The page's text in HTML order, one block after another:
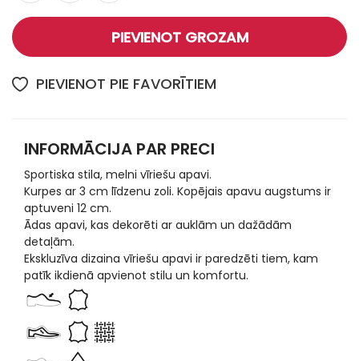
PIEVIENOT GROZAM
PIEVIENOT PIE FAVORĪTIEM
INFORMĀCIJA PAR PRECI
Sportiska stila, melni vīriešu apavi.
Kurpes ar 3 cm līdzenu zoli. Kopējais apavu augstums ir
aptuveni 12 cm.
Ādas apavi, kas dekorēti ar auklām un dažādām
detaļām.
Ekskluzīva dizaina vīriešu apavi ir paredzēti tiem, kam
patīk ikdienā apvienot stilu un komfortu.